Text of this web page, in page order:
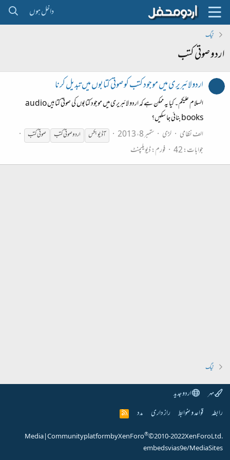
داخل ہوں
ٹیگ
اردو صوتی کتب
اردو لائبریری میں موجود کتب کو صوتی کتابوں میں تبدیل کرنا
السلام علیکم۔ کیا یہ ممکن ہے کہ اردو لائبریری میں موجود کتابوں کی صوتی کتابیں audio
books بنائی جا سکیں؟
الف نظامی
لڑی ستمبر 8، 2013 آڈیو بکس اردوصوتیکتب صوتیکتب
جوابات: 42 فورم:ڈیویلپمنٹ
ٹیگ
مہر
اردو جدید
رابطہ قواعد و ضوابط راز داری مدد
R
S
Community platform by XenForo®© 2010-2022 XenForo Ltd.
|
Media
embeds via s9e/MediaSites